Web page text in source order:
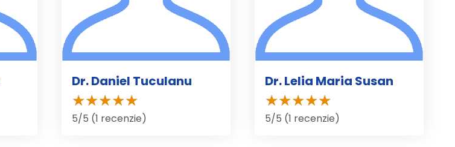
Dr. Daniel Tuculanu
5/5 (1 recenzie)
Dr. Lelia Maria Susan
5/5 (1 recenzie)